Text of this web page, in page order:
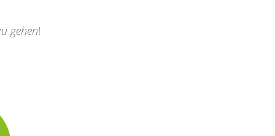
gehen!